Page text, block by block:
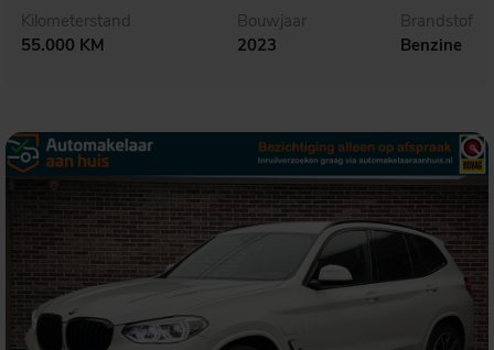
Kilometerstand
55.000 KM
Bouwjaar
2023
Brandstof
Benzine